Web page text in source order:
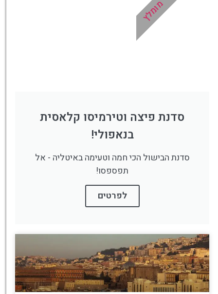
סדנת פיצה וטירמיסו קלאסית
בנאפולי!
סדנת הבישול הכי חמה וטעימה באיטליה - אל
תפספסו!
לפרטים
מומלץ